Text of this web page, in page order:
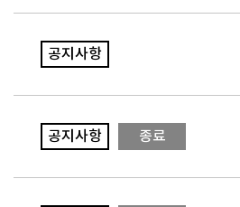
공지사항
공지사항 종료